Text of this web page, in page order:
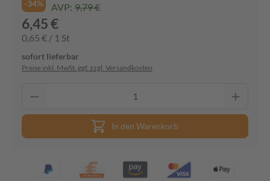
-34% AVP: 9,79 €
6,45 €
0,65 € / 1 St
sofort lieferbar
Preise inkl. MwSt. ggf. zzgl. Versandkosten
In den Warenkorb